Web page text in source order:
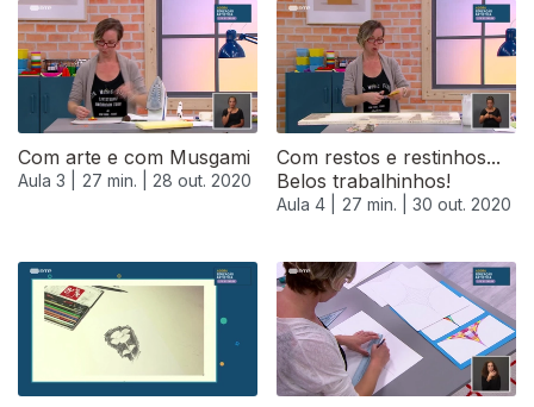
Com arte e com Musgami
Aula 3 | 27 min. | 28 out. 2020
Com restos e restinhos...
Belos trabalhinhos!
Aula 4 | 27 min. | 30 out. 2020